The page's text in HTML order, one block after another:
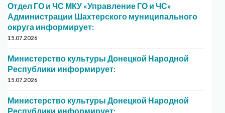
Отдел ГО и ЧС МКУ «Управление ГО и ЧС»
Администрации Шахтерского муниципального
округа информирует:
15.07.2026
Министерство культуры Донецкой Народной
Республики информирует:
15.07.2026
Министерство культуры Донецкой Народной
Республики информирует: